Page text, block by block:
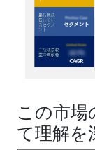
この市場
て理解を